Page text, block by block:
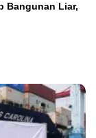
Bangunan Liar,